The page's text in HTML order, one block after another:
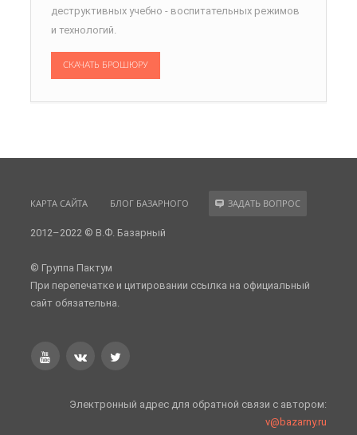
деструктивных учебно - воспитательных режимов
и технологий.
СКАЧАТЬ БРОШЮРУ
КАРТА САЙТА БЛОГ БАЗАРНОГО ЗАДАТЬ ВОПРОС
2012–2022 © В.Ф. Базарный
© Группа Пактум
При перепечатке и цитировании ссылка на официальный
сайт обязательна.
Электронный адрес для обратной связи с автором:
v@bazarny.ru